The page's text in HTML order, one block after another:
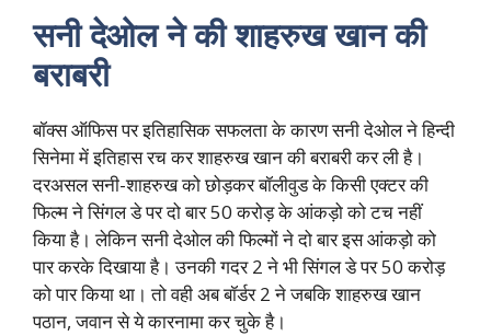
सनी देओल ने की शाहरुख खान की
बराबरी
बॉक्स ऑफिस पर इतिहासिक सफलता के कारण सनी देओल ने हिन्दी
सिनेमा में इतिहास रच कर शाहरुख खान की बराबरी कर ली है।
दरअसल सनी-शाहरुख को छोड़कर बॉलीवुड के किसी एक्टर की
फिल्म ने सिंगल डे पर दो बार 50 करोड़ के आंकड़ो को टच नहीं
किया है। लेकिन सनी देओल की फिल्मों ने दो बार इस आंकड़ो को
पार करके दिखाया है। उनकी गदर 2 ने भी सिंगल डे पर 50 करोड़
को पार किया था। तो वही अब बॉर्डर 2 ने जबकि शाहरुख खान
पठान, जवान से ये कारनामा कर चुके है।